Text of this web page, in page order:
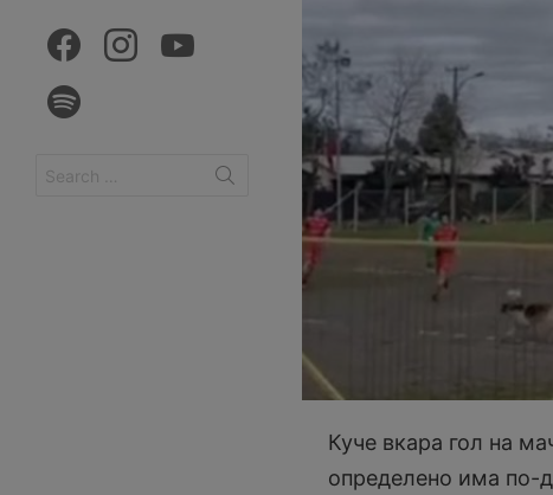
Куче вкара гол на
определено има по-
for: